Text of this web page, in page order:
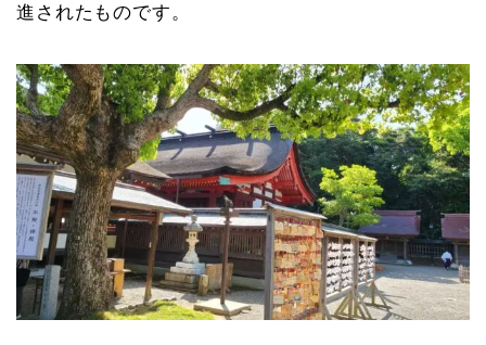
進されたものです。